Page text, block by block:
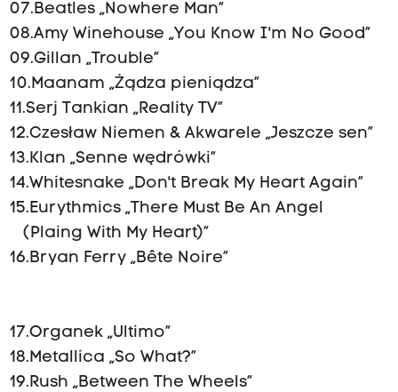
07.Beatles „Nowhere Man”
08.Amy Winehouse „You Know I'm No Good”
09.Gillan „Trouble”
10.Maanam „Żądza pieniądza”
11.Serj Tankian „Reality TV”
12.Czesław Niemen & Akwarele „Jeszcze sen”
13.Klan „Senne wędrówki”
14.Whitesnake „Don't Break My Heart Again”
15.Eurythmics „There Must Be An Angel
(Plaing With My Heart)”
16.Bryan Ferry „Bête Noire”
17.Organek „Ultimo”
18.Metallica „So What?”
19.Rush „Between The Wheels”